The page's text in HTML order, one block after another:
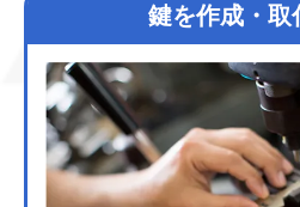
鍵を作成・取